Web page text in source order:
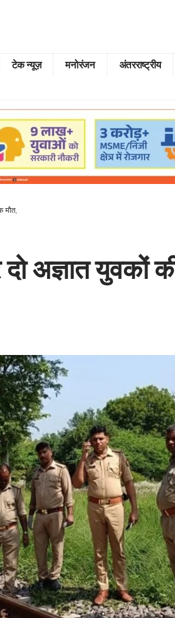
टेक न्यूज़ मनोरंजन अंतरराष्ट्रीय
मौत,
अज्ञात युवकों